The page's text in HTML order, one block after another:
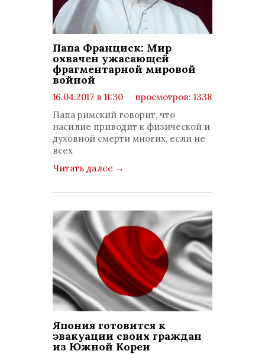
Папа Франциск: Мир
охвачен ужасающей
фрагментарной мировой
войной
16.04.2017 в 11:30
просмотров: 1338
комментариев: 0
Папа римский говорит, что
насилие приводит к физической и
духовной смерти многих, если не
всех
Читать далее →
Япония готовится к
эвакуации своих граждан
из Южной Кореи